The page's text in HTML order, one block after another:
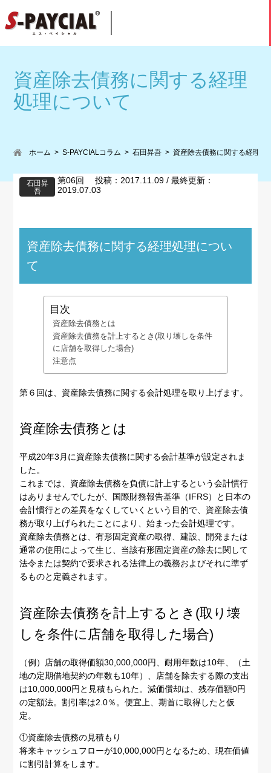
資産除去債務に関する経理
処理について
ホーム S-PAYCIALコラム 石田昇吾 資産除去債務に関する経理処
石田昇
吾
第06回 投稿：2017.11.09 / 最終更新：
2019.07.03
資産除去債務に関する経理処理につい
て
目次
資産除去債務とは
資産除去債務を計上するとき(取り壊しを条件
に店舗を取得した場合)
注意点
第６回は、資産除去債務に関する会計処理を取り上げます。
資産除去債務とは
平成20年3月に資産除去債務に関する会計基準が設定されま
した。
これまでは、資産除去債務を負債に計上するという会計慣行
はありませんでしたが、国際財務報告基準（IFRS）と日本の
会計慣行との差異をなくしていくという目的で、資産除去債
務が取り上げられたことにより、始まった会計処理です。
資産除去債務とは、有形固定資産の取得、建設、開発または
通常の使用によって生じ、当該有形固定資産の除去に関して
法令または契約で要求される法律上の義務およびそれに準ず
るものと定義されます。
資産除去債務を計上するとき(取り壊
しを条件に店舗を取得した場合)
（例）店舗の取得価額30,000,000円、耐用年数は10年、（土
地の定期借地契約の年数も10年）、店舗を除去する際の支出
は10,000,000円と見積もられた。減価償却は、残存価額0円
の定額法。割引率は2.0％。便宜上、期首に取得したと仮
定。
①資産除去債務の見積もり
将来キャッシュフローが10,000,000円となるため、現在価値
に割引計算をします。